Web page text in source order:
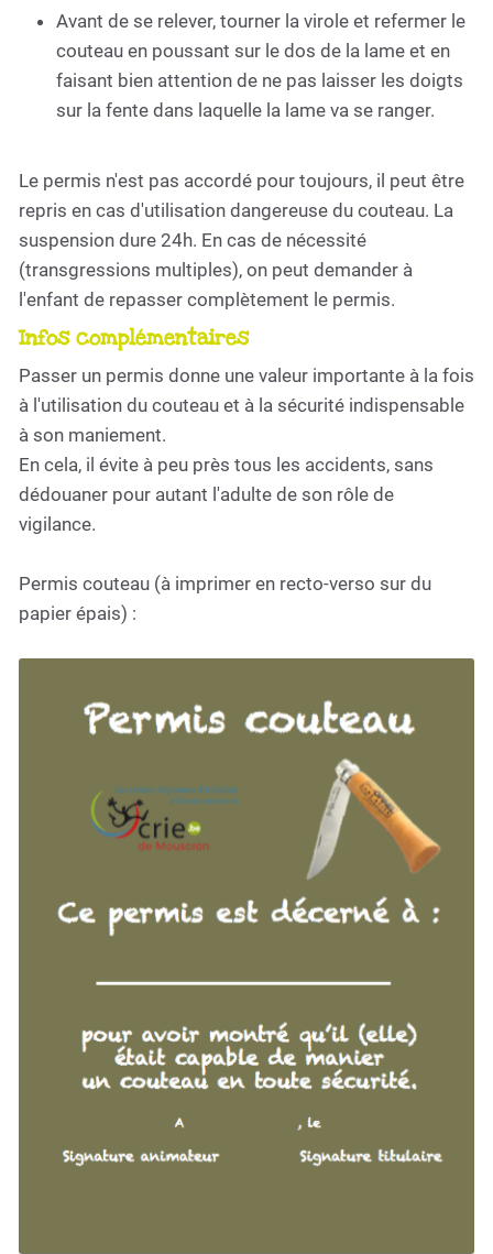
Avant de se relever, tourner la virole et refermer le
couteau en poussant sur le dos de la lame et en
faisant bien attention de ne pas laisser les doigts
sur la fente dans laquelle la lame va se ranger.
Le permis n'est pas accordé pour toujours, il peut être
repris en cas d'utilisation dangereuse du couteau. La
suspension dure 24h. En cas de nécessité
(transgressions multiples), on peut demander à
l'enfant de repasser complètement le permis.
Infos complémentaires
Passer un permis donne une valeur importante à la fois
à l'utilisation du couteau et à la sécurité indispensable
à son maniement.
En cela, il évite à peu près tous les accidents, sans
dédouaner pour autant l'adulte de son rôle de
vigilance.
Permis couteau (à imprimer en recto-verso sur du
papier épais) :